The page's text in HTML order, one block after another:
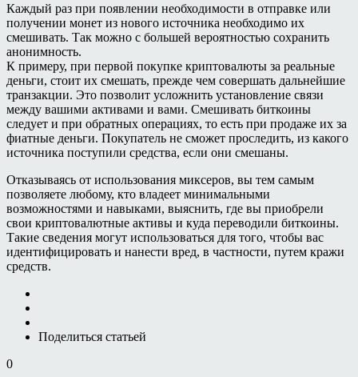
Каждый раз при появлении необходимости в отправке или
получении монет из нового источника необходимо их
смешивать. Так можно с большей вероятностью сохранить
анонимность.
К примеру, при первой покупке криптовалюты за реальные
деньги, стоит их смешать, прежде чем совершать дальнейшие
транзакции. Это позволит усложнить установление связи
между вашими активами и вами. Смешивать биткоины
следует и при обратных операциях, то есть при продаже их за
фиатные деньги. Покупатель не сможет проследить, из какого
источника поступили средства, если они смешаны.
Отказываясь от использования миксеров, вы тем самым
позволяете любому, кто владеет минимальными
возможностями и навыками, выяснить, где вы приобрели
свои криптовалютные активы и куда переводили биткоины.
Такие сведения могут использоваться для того, чтобы вас
идентифицировать и нанести вред, в частности, путем кражи
средств.
Поделиться статьей
0